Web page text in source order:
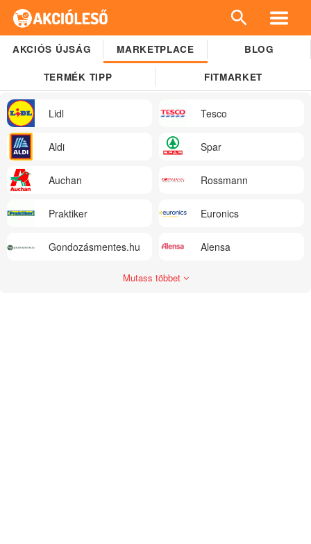
AKCIÓS ÚJSÁG MARKETPLACE BLOG
TERMÉK TIPP FITMARKET
Lidl Tesco
Aldi Spar
Auchan Rossmann
Praktiker Euronics
Gondozásmentes.hu Alensa
Mutass többet